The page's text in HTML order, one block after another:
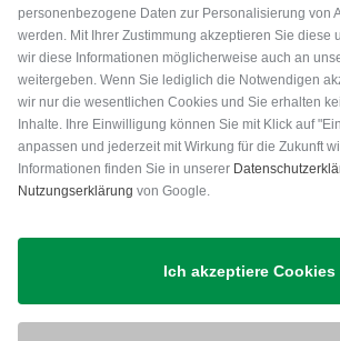
Versand
personenbezogene Daten zur Personalisierung von
werden. Mit Ihrer Zustimmung akzeptieren Sie diese
wir diese Informationen möglicherweise auch an
weitergeben. Wenn Sie lediglich die Notwendigen
wir nur die wesentlichen Cookies und Sie erhalten
Inhalte. Ihre Einwilligung können Sie mit Klick auf
anpassen und jederzeit mit Wirkung für die Zukunft
Informationen finden Sie in unserer
Nutzungserklärung von Google.
Ich akzeptiere Cookies